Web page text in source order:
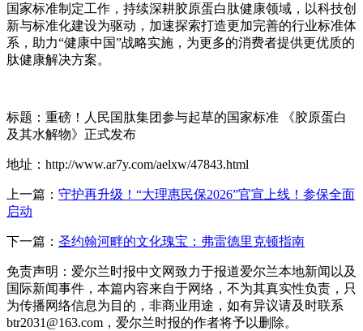
国家标准制定工作，持续深耕胶原蛋白肽健康领域，以科技创
新与标准化建设为驱动，加速探索打造更加完善的行业标准体
系，助力“健康中国”战略实施，为更多的消费者提供更优质的
肽健康解决方案。
标题：重磅！人民国肽集团参与起草的国家标准 《胶原蛋白
及其水解物》正式发布
地址：http://www.ar7y.com/aelxw/47843.html
上一篇： 守护再升级！“大理惠民保2026”官宣上线！参保全面
启动
下一篇： 圣约翰河畔的文化瑰宝：弗雷德里克顿指南
免责声明：爱尔兰时报中文网致力于报道爱尔兰本地新闻以及
国际新闻事件，本篇内容来自于网络，不为其真实性负责，只
为传播网络信息为目的，非商业用途，如有异议请及时联系
btr2031@163.com，爱尔兰时报的作者将予以删除。